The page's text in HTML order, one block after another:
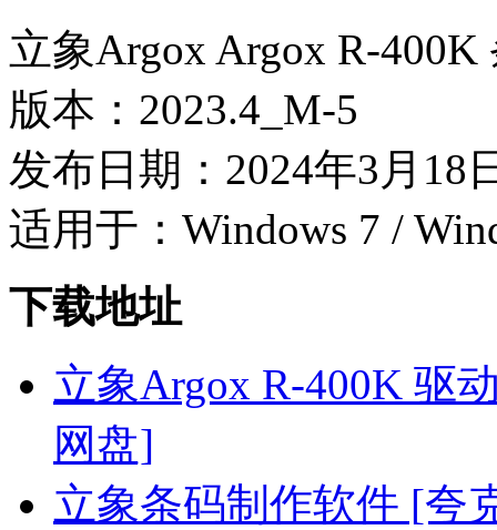
立象Argox Argox R-
版本：2023.4_M-5
发布日期：2024年3月18
适用于：Windows 7 /
下载地址
立象Argox R-400K 驱
网盘]
立象条码制作软件 [夸